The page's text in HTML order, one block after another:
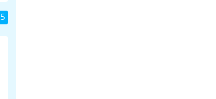
5